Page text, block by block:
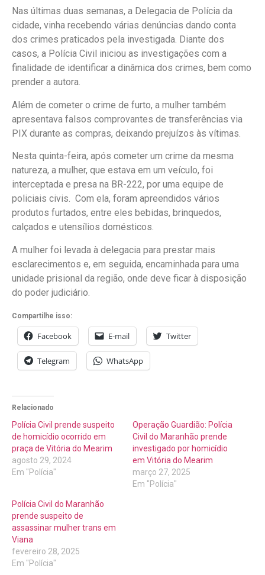
Nas últimas duas semanas, a Delegacia de Polícia da
cidade, vinha recebendo várias denúncias dando conta
dos crimes praticados pela investigada. Diante dos
casos, a Polícia Civil iniciou as investigações com a
finalidade de identificar a dinâmica dos crimes, bem como
prender a autora.
Além de cometer o crime de furto, a mulher também
apresentava falsos comprovantes de transferências via
PIX durante as compras, deixando prejuízos às vítimas.
Nesta quinta-feira, após cometer um crime da mesma
natureza, a mulher, que estava em um veículo, foi
interceptada e presa na BR-222, por uma equipe de
policiais civis. Com ela, foram apreendidos vários
produtos furtados, entre eles bebidas, brinquedos,
calçados e utensílios domésticos.
A mulher foi levada à delegacia para prestar mais
esclarecimentos e, em seguida, encaminhada para uma
unidade prisional da região, onde deve ficar à disposição
do poder judiciário.
Compartilhe isso:
Facebook E-mail Twitter
Telegram WhatsApp
Relacionado
Polícia Civil prende suspeito
de homicídio ocorrido em
praça de Vitória do Mearim
agosto 29, 2024
Em "Polícia"
Operação Guardião: Polícia
Civil do Maranhão prende
investigado por homicídio
em Vitória do Mearim
março 27, 2025
Em "Polícia"
Polícia Civil do Maranhão
prende suspeito de
assassinar mulher trans em
Viana
fevereiro 28, 2025
Em "Polícia"